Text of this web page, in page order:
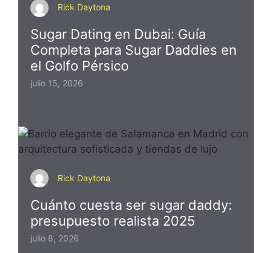
Rick Daytona
Sugar Dating en Dubai: Guía
Completa para Sugar Daddies en
el Golfo Pérsico
julio 15, 2026
Rick Daytona
Cuánto cuesta ser sugar daddy:
presupuesto realista 2025
julio 8, 2026